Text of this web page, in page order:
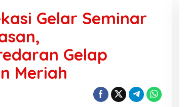
Gelar Seminar
Gelap
Meriah